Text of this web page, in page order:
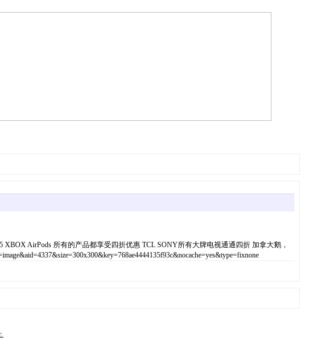
AirPods 所有的产品都享受四折优惠 TCL SONY所有大牌电视通通四折 加拿大鹅，